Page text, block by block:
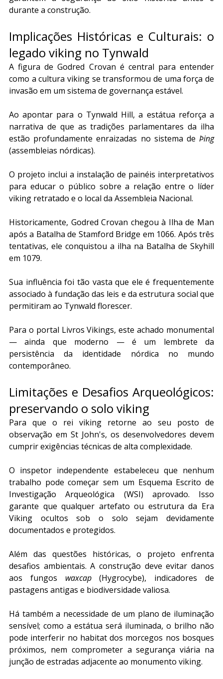
durante a construção.
Implicações Históricas e Culturais: o
legado viking no Tynwald
A figura de Godred Crovan é central para entender
como a cultura viking se transformou de uma força de
invasão em um sistema de governança estável.
Ao apontar para o Tynwald Hill, a estátua reforça a
narrativa de que as tradições parlamentares da ilha
estão profundamente enraizadas no sistema de
Þing
(assembleias nórdicas).
O projeto inclui a instalação de painéis interpretativos
para educar o público sobre a relação entre o líder
viking retratado e o local da Assembleia Nacional.
Historicamente, Godred Crovan chegou à Ilha de Man
após a Batalha de Stamford Bridge em 1066. Após três
tentativas, ele conquistou a ilha na Batalha de Skyhill
em 1079.
Sua influência foi tão vasta que ele é frequentemente
associado à fundação das leis e da estrutura social que
permitiram ao Tynwald florescer.
Para o portal Livros Vikings, este achado monumental
— ainda que moderno — é um lembrete da
persistência da identidade nórdica no mundo
contemporâneo.
Limitações e Desafios Arqueológicos:
preservando o solo viking
Para que o rei viking retorne ao seu posto de
observação em St John's, os desenvolvedores devem
cumprir exigências técnicas de alta complexidade.
O inspetor independente estabeleceu que nenhum
trabalho pode começar sem um Esquema Escrito de
Investigação Arqueológica (WSI) aprovado. Isso
garante que qualquer artefato ou estrutura da Era
Viking ocultos sob o solo sejam devidamente
documentados e protegidos.
Além das questões históricas, o projeto enfrenta
desafios ambientais. A construção deve evitar danos
aos fungos waxcap (Hygrocybe), indicadores de
pastagens antigas e biodiversidade valiosa.
Há também a necessidade de um plano de iluminação
sensível; como a estátua será iluminada, o brilho não
pode interferir no habitat dos morcegos nos bosques
próximos, nem comprometer a segurança viária na
junção de estradas adjacente ao monumento viking.